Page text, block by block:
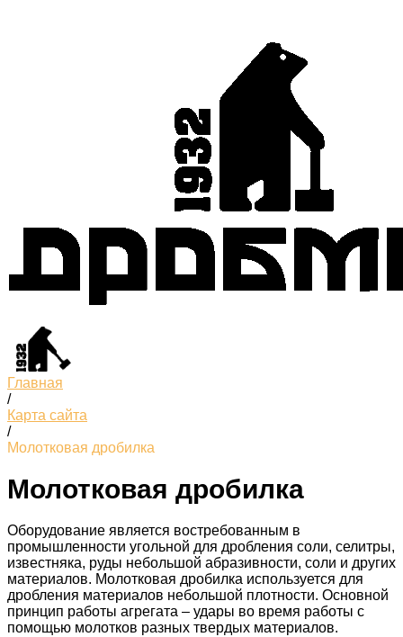
Главная
/
Карта сайта
/
Молотковая дробилка
Молотковая дробилка
Оборудование является востребованным в
промышленности угольной для дробления соли, селитры,
известняка, руды небольшой абразивности, соли и других
материалов. Молотковая дробилка используется для
дробления материалов небольшой плотности. Основной
принцип работы агрегата – удары во время работы с
помощью молотков разных твердых материалов.